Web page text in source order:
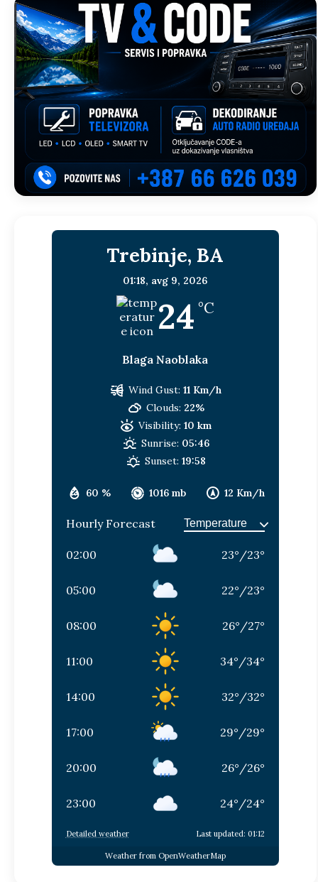
Trebinje, BA
01:18, avg 9, 2026
24 °C
Blaga Naoblaka
60 % 1016 mb 12 Km/h
Wind Gust: 11 Km/h
Clouds: 22%
Visibility: 10 km
Sunrise: 05:46
Sunset: 19:58
Hourly Forecast
02:00 23° /23°
05:00 22° /23°
08:00 26° /27°
11:00 34° /34°
14:00 32° /32°
17:00 29° /29°
20:00 26° /26°
23:00 24° /24°
Detailed weather Last updated: 01:12
Weather from OpenWeatherMap